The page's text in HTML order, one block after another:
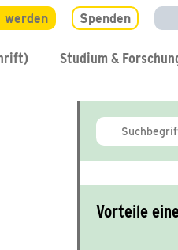
werden Spenden
Studium &
Vorteile